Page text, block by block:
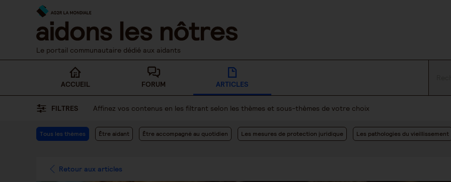
Le portail communautaire dédié aux aidants
ACCUEIL FORUM ARTICLES
FILTRES Affinez vos contenus en les filtrant selon les thèmes et sous-thèmes de votre choix
Tous les thèmes Être aidant Être accompagné au quotidien Les mesures de protection juridique Les pathologies du vieillissement
Retour aux articles